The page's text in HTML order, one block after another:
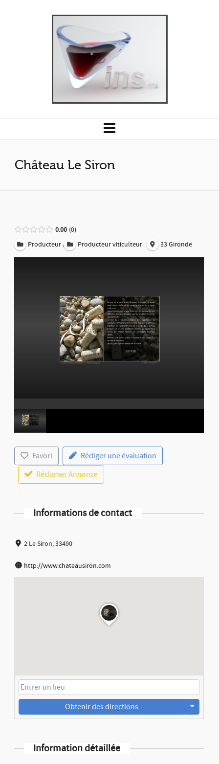
Château Le Siron
0.00 0
Producteur , Producteur viticulteur 33 Gironde
Favori
Rédiger une évaluation
Réclamer Annonce
Informations de contact
2 Le Siron, 33490
http://www.chateausiron.com
Obtenir des directions
Information détaillée